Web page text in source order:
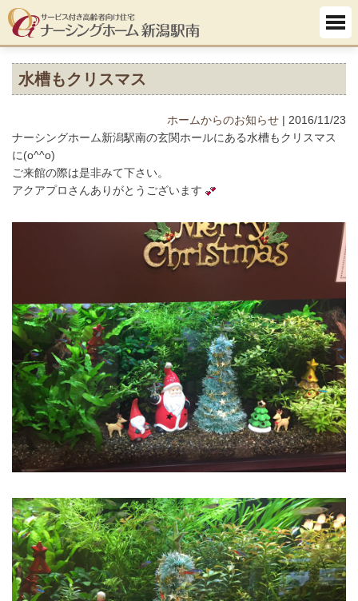
水槽もクリスマス
ホームからのお知らせ | 2016/11/23
ナーシングホーム新潟駅南の玄関ホールにある水槽もクリスマス
に(o^^o)
ご来館の際は是非みて下さい。
アクアプロさんありがとうございます